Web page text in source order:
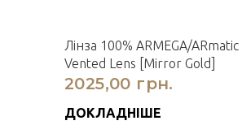
Лінза 100% ARMEGA/ARmatic
Vented Lens [Mirror Gold]
2025,00 грн.
ДОКЛАДНІШЕ